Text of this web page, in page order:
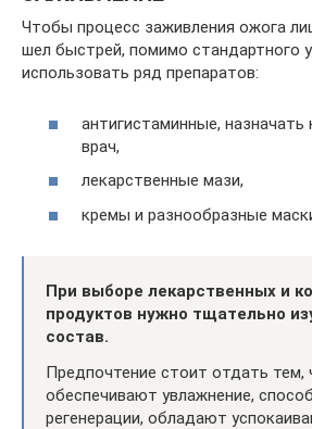
Чтобы процесс заживления ожога
шел быстрей, помимо стандартного
использовать ряд препаратов:
антигистаминные,
врач,
лекарственные мази,
кремы и разнообразные
При выборе лекарственных и
продуктов нужно тщательно
состав.
Предпочтение стоит отдать тем,
обеспечивают увлажнение,
регенерации, обладают